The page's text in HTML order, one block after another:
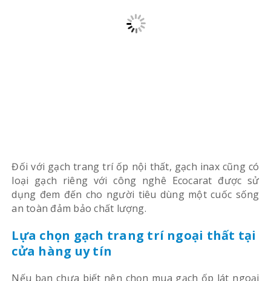
Đối với gạch trang trí ốp nội thất, gạch inax cũng có
loại gạch riêng với công nghê Ecocarat được sử
dụng đem đến cho người tiêu dùng một cuốc sống
an toàn đảm bảo chất lượng.
Lựa chọn gạch trang trí ngoại thất tại
cửa hàng uy tín
Nếu bạn chưa biết nên chọn mua gạch ốp lát ngoại